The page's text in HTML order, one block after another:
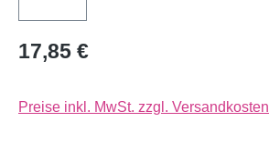
17,85 €
Preise inkl. MwSt. zzgl. Versandkosten